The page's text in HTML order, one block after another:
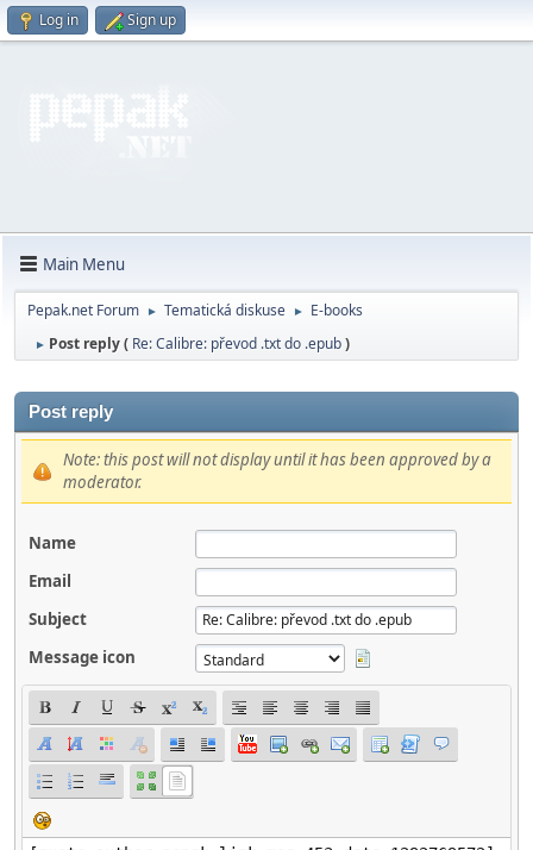
Log in Sign up
Main Menu
Pepak.net Forum ► Tematická diskuse ► E-books
► Post reply ( Re: Calibre: převod .txt do .epub)
Post reply
Note: this post will not display until it has been approved by a
moderator.
Name
Email
Subject
Message icon